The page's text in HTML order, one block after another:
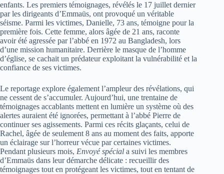
enfants. Les premiers témoignages, révélés le 17 juillet dernier
par les dirigeants d’Emmaüs, ont provoqué un véritable
séisme. Parmi les victimes, Danielle, 73 ans, témoigne pour la
première fois. Cette femme, alors âgée de 21 ans, raconte
avoir été agressée par l’abbé en 1972 au Bangladesh, lors
d’une mission humanitaire. Derrière le masque de l’homme
d’église, se cachait un prédateur exploitant la vulnérabilité et la
confiance de ses victimes.
Le reportage explore également l’ampleur des révélations, qui
ne cessent de s’accumuler. Aujourd’hui, une trentaine de
témoignages accablants mettent en lumière un système où des
alertes auraient été ignorées, permettant à l’abbé Pierre de
continuer ses agissements. Parmi ces récits glaçants, celui de
Rachel, âgée de seulement 8 ans au moment des faits, apporte
un éclairage sur l’horreur vécue par certaines victimes.
Pendant plusieurs mois, Envoyé spécial a suivi les membres
d’Emmaüs dans leur démarche délicate : recueillir des
témoignages tout en protégeant les victimes, tout en tentant de